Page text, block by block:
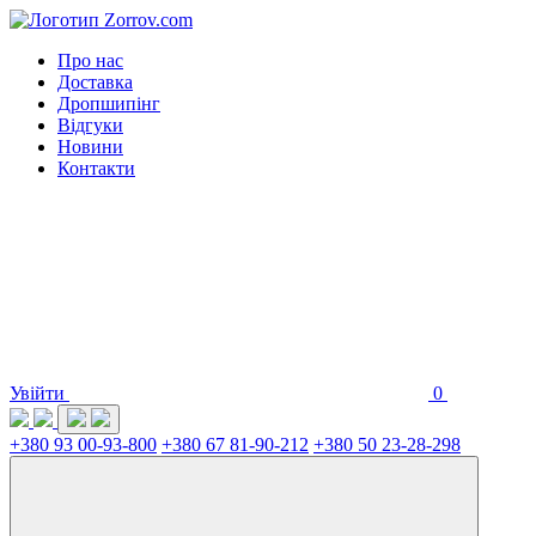
Про нас
Доставка
Дропшипінг
Відгуки
Новини
Контакти
Увійти 0
+380 93 00-93-800 +380 67 81-90-212 +380 50 23-28-298